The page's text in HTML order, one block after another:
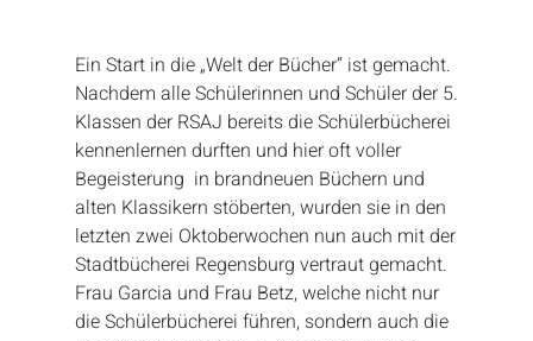
Ein Start in die „Welt der Bücher“ ist gemacht.
Nachdem alle Schülerinnen und Schüler der 5.
Klassen der RSAJ bereits die Schülerbücherei
kennenlernen durften und hier oft voller
Begeisterung in brandneuen Büchern und
alten Klassikern stöberten, wurden sie in den
letzten zwei Oktoberwochen nun auch mit der
Stadtbücherei Regensburg vertraut gemacht.
Frau Garcia und Frau Betz, welche nicht nur
die Schülerbücherei führen, sondern auch die